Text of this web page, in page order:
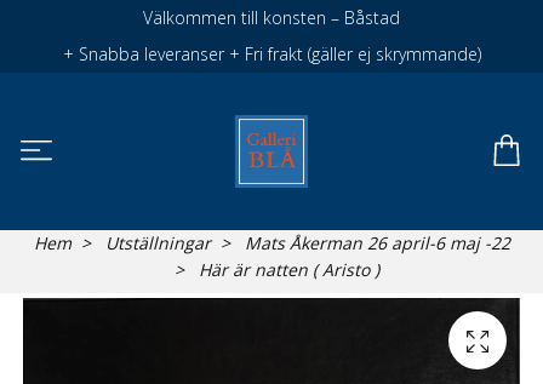
Välkommen till konsten – Båstad
+ Snabba leveranser + Fri frakt (gäller ej skrymmande)
Hem Utställningar
Mats Åkerman 26 april-6 maj -22
Här är natten ( Aristo )